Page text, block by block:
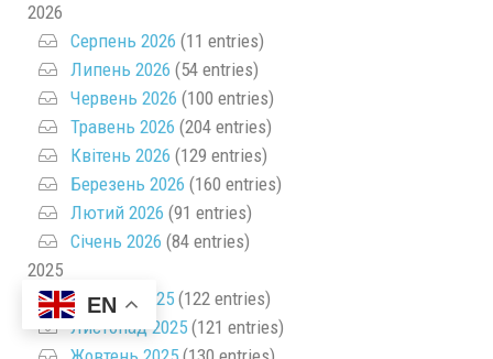
2026
Серпень 2026 (11 entries)
Липень 2026 (54 entries)
Червень 2026 (100 entries)
Травень 2026 (204 entries)
Квітень 2026 (129 entries)
Березень 2026 (160 entries)
Лютий 2026 (91 entries)
Січень 2026 (84 entries)
2025
Грудень 2025 (122 entries)
Листопад 2025 (121 entries)
EN